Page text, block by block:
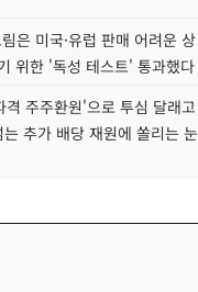
은 미국·유럽 판매 어려운 상
위한 '독성 테스트' 통과했다
주주환원'으로 투심 달래고
추가 배당 재원에 쏠리는 눈